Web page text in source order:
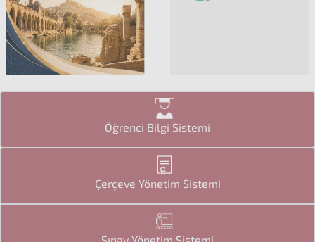
Öğrenci Bilgi Sistemi
Çerçeve Yönetim Sistemi